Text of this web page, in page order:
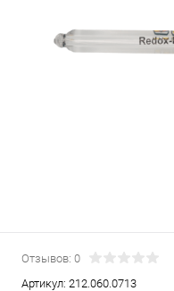
Отзывов: 0
Артикул: 212.060.0713